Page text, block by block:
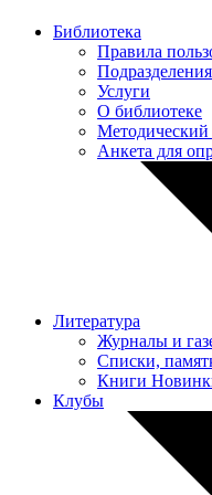
Библиотека
Правила
Услуги
О библиотеке
Методический
Анкета для
Литература
Журналы и
Списки,
Книги
Клубы